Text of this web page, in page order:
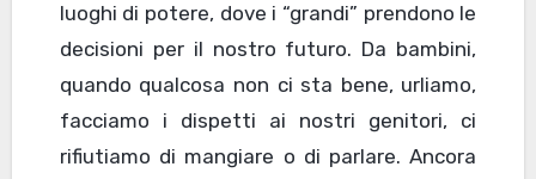
luoghi di potere, dove i “grandi” prendono le
decisioni per il nostro futuro. Da bambini,
quando qualcosa non ci sta bene, urliamo,
facciamo i dispetti ai nostri genitori, ci
rifiutiamo di mangiare o di parlare. Ancora